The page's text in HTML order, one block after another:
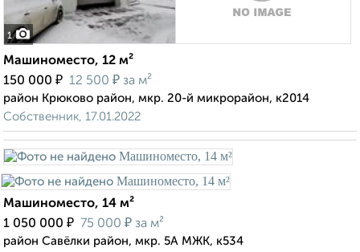
1
Машиноместо, 12 м²
150 000 ₽ 12 500 ₽ за м²
район Крюково район, мкр. 20-й микрорайон, к2014
Собственник, 17.01.2022
Машиноместо, 14 м²
1 050 000 ₽ 75 000 ₽ за м²
район Савёлки район, мкр. 5А МЖК, к534